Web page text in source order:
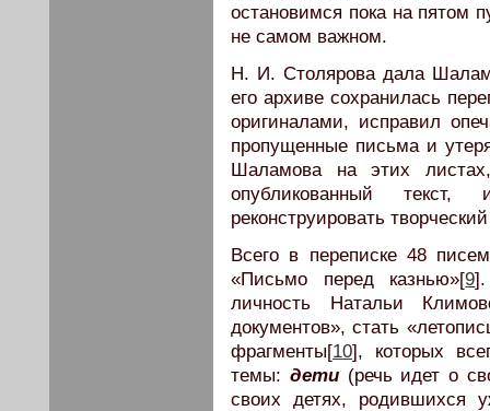
остановимся пока на пятом
не самом важном.
Н. И. Столярова дала
его архиве сохранилась
оригиналами, исправил
пропущенные письма и
Шаламова на этих
опубликованный
реконструировать
Всего в переписке 48
«Письмо перед казнью»[9
личность Натальи
документов», стать
фрагменты[10], которых
темы: дети(речь идет о
своих детях, родившихся